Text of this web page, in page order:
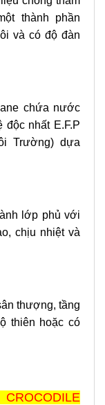
thành phần
và có độ đàn
chứa nước
nhất E.F.P
Trường) dựa
lớp phủ với
chịu nhiệt và
thượng, tầng
thiên hoặc có